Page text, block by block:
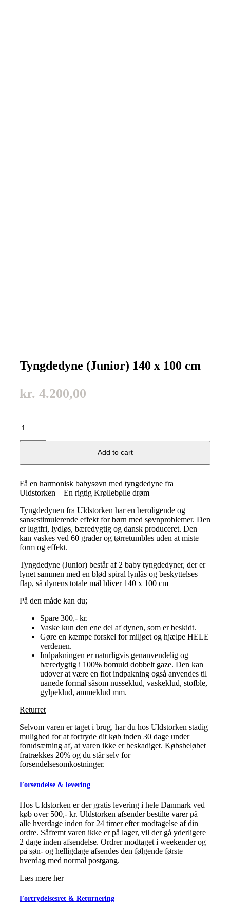
Tyngdedyne (Junior) 140 x 100 cm
kr. 4.200,00
(Junior)
cm
Add to cart
Få en harmonisk babysøvn med tyngdedyne fra
Uldstorken – En rigtig Krøllebølle drøm
Tyngdedynen fra Uldstorken har en beroligende og
sansestimulerende effekt for børn med søvnproblemer. Den
er lugtfri, lydløs, bæredygtig og dansk produceret. Den
kan vaskes ved 60 grader og tørretumbles uden at miste
form og effekt.
Tyngdedyne (Junior) består af 2 baby tyngdedyner, der er
lynet sammen med en blød spiral lynlås og beskyttelses
flap, så dynens totale mål bliver 140 x 100 cm
På den måde kan du;
Spare 300,- kr.
Vaske kun den ene del af dynen, som er beskidt.
Gøre en kæmpe forskel for miljøet og hjælpe HELE
verdenen.
Indpakningen er naturligvis genanvendelig og
bæredygtig i 100% bomuld dobbelt gaze. Den kan
udover at være en flot indpakning også anvendes til
uanede formål såsom nusseklud, vaskeklud, stofble,
gylpeklud, ammeklud mm.
Returret
Selvom varen er taget i brug, har du hos Uldstorken stadig
mulighed for at fortryde dit køb inden 30 dage under
forudsætning af, at varen ikke er beskadiget. Købsbeløbet
fratrækkes 20% og du står selv for
forsendelsesomkostninger.
Forsendelse & levering
Hos Uldstorken er der gratis levering i hele Danmark ved
køb over 500,- kr. Uldstorken afsender bestilte varer på
alle hverdage inden for 24 timer efter modtagelse af din
ordre. Såfremt varen ikke er på lager, vil der gå yderligere
2 dage inden afsendelse. Ordrer modtaget i weekender og
på søn- og helligdage afsendes den følgende første
hverdag med normal postgang.
Læs mere her
Fortrydelsesret & Returnering